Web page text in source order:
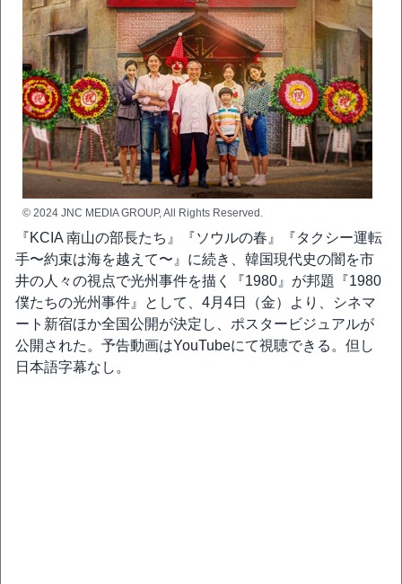
© 2024 JNC MEDIA GROUP, All Rights Reserved.
『KCIA 南山の部長たち』『ソウルの春』『タクシー運転
手〜約束は海を越えて〜』に続き、韓国現代史の闇を市
井の人々の視点で光州事件を描く『1980』が邦題『1980
僕たちの光州事件』として、4月4日（金）より、シネマ
ート新宿ほか全国公開が決定し、ポスタービジュアルが
公開された。予告動画はYouTubeにて視聴できる。但し
日本語字幕なし。